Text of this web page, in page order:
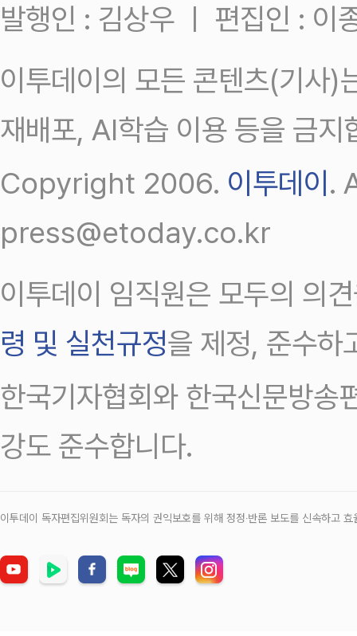
발행인 : 김상우 ㅣ 편집인 : 이
이투데이의 모든 콘텐츠(기사)
재배포, AI학습 이용 등을 금지
Copyright 2006. 이투데이.
press@etoday.co.kr
이투데이 임직원은 모두의 의
령 및 실천규정을 제정, 준수하
한국기자협회와 한국신문방송
강도 준수합니다.
이투데이 독자편집위원회는 독자의 권익보호를 위해 정정‧반론 보도를 신속하고